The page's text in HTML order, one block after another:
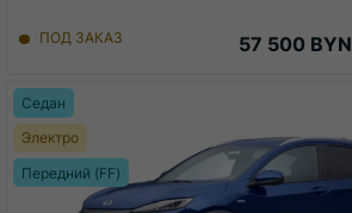
ПОД ЗАКАЗ 57 500 BYN
Седан
Электро
Передний (FF)